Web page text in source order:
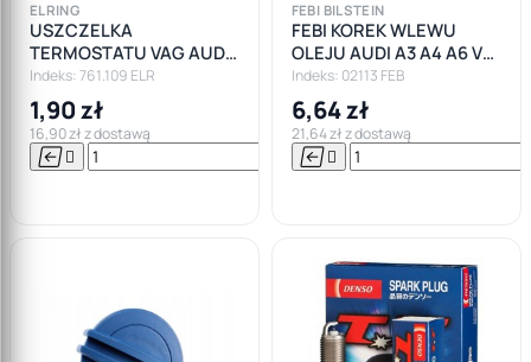
ELRING
USZCZELKA
TERMOSTATU VAG AUDI
SEAT SKODA VW 1.9 TDI
1.6 1.8
Indeks: 761.109 ELR
1,90 zł
16,90 zł z dostawą
  

FEBI BILSTEIN
FEBI KOREK WLEWU
OLEJU AUDI A3 A4 A6 VW
GOLF BORA POLO SEAT
SKODA INNE
Indeks: 02113 FEB
6,64 zł
21,64 zł z dostawą
 